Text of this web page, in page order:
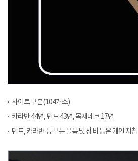
사이트 구분(104개소)
카라반 44면, 텐트 43면, 목재데크 17면
텐트, 카라반 등 모든 물품 및 장비 등은 개인 지참